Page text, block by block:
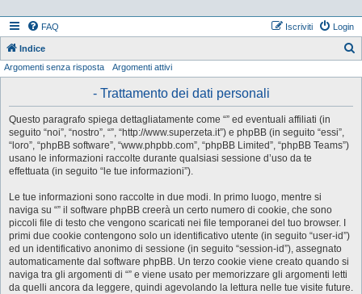
FAQ Login
Iscriviti
Indice
Argomenti senza risposta Argomenti attivi
- Trattamento dei dati personali
Questo paragrafo spiega dettagliatamente come “” ed eventuali affiliati (in
seguito “noi”, “nostro”, “”, “http://www.superzeta.it”) e phpBB (in seguito “essi”,
“loro”, “phpBB software”, “www.phpbb.com”, “phpBB Limited”, “phpBB Teams”)
usano le informazioni raccolte durante qualsiasi sessione d’uso da te
effettuata (in seguito “le tue informazioni”).
Le tue informazioni sono raccolte in due modi. In primo luogo, mentre si
naviga su “” il software phpBB creerà un certo numero di cookie, che sono
piccoli file di testo che vengono scaricati nei file temporanei del tuo browser. I
primi due cookie contengono solo un identificativo utente (in seguito “user-id”)
ed un identificativo anonimo di sessione (in seguito “session-id”), assegnato
automaticamente dal software phpBB. Un terzo cookie viene creato quando si
naviga tra gli argomenti di “” e viene usato per memorizzare gli argomenti letti
da quelli ancora da leggere, quindi agevolando la lettura nelle tue visite future.